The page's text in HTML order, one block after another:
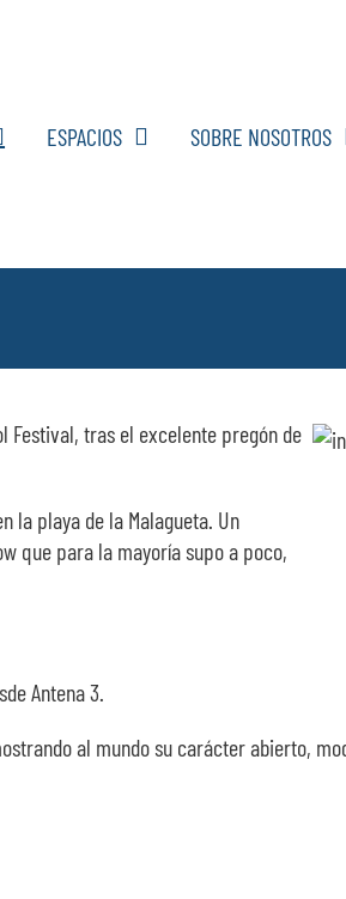
ESPACIOS SOBRE NOSOTROS
Festival, tras el excelente pregón de
la playa de la Malagueta. Un
que para la mayoría supo a poco,
Antena 3.
al mundo su carácter abierto,